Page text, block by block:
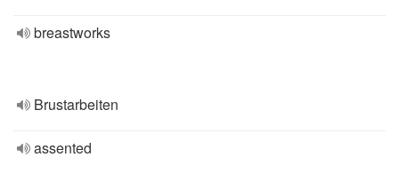
breastworks
Brustarbeiten
assented